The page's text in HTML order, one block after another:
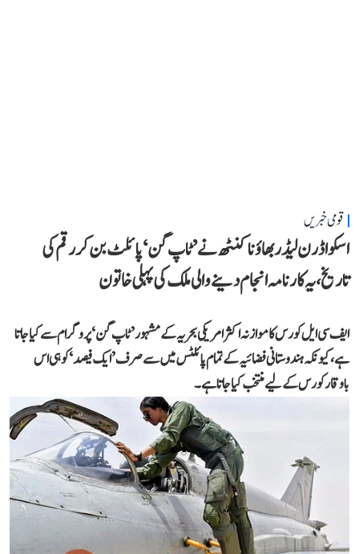
قومی خبریں
اسکواڈرن لیڈر بھاؤنا کنٹھ نے ’ٹاپ گن‘ پائلٹ بن کر رقم کی
تاریخ، یہ کارنامہ انجام دینے والی ملک کی پہلی خاتون
ایف سی ایل کورس کا موازنہ اکثر امریکی بحریہ کے مشہور ’ٹاپ گن‘ پروگرام سے کیا جاتا
ہے، کیونکہ ہندوستانی فضائیہ کے تمام پائلٹس میں سے صرف ’ایک فیصد‘ کو ہی اس
باوقار کورس کے لیے منتخب کیا جاتا ہے۔